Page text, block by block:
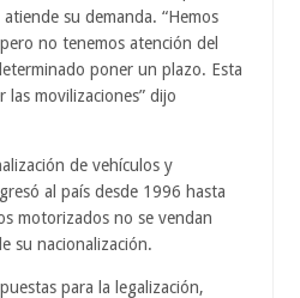
su demanda. “Hemos
no tenemos atención del
poner un plazo. Esta
las movilizaciones” dijo
de vehículos y
al país desde 1996 hasta
motorizados no se vendan
su nacionalización.
para la legalización,